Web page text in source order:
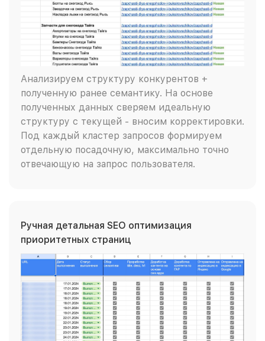
Анализируем структуру конкурентов +
полученную ранее семантику. На основе
полученных данных сверяем идеальную
структуру с текущей - вносим корректировки.
Под каждый кластер запросов формируем
отдельную посадочную, максимально точно
отвечающую на запрос пользователя.
Ручная детальная SEO оптимизация
приоритетных страниц